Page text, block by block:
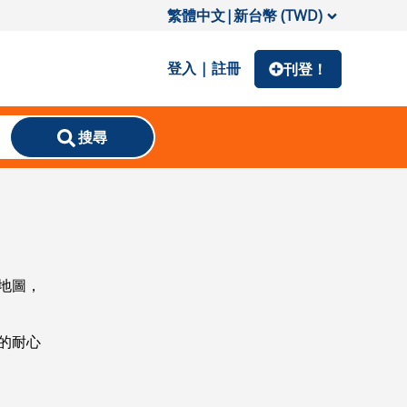
繁體中文|新台幣 (TWD)
登入 | 註冊 刊登！
搜尋
圖，
耐心